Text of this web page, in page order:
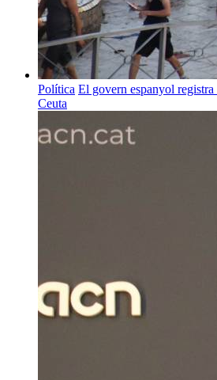
Política El govern espanyol
Ceuta